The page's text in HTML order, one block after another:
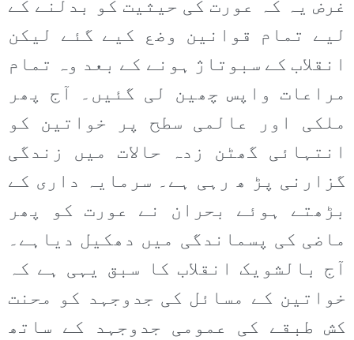
غرض یہ کہ عورت کی حیثیت کو بدلنے کے
لیے تمام قوانین وضع کیے گئے لیکن
انقلاب کے سبوتاژ ہونے کے بعد وہ تمام
مراعات واپس چھین لی گئیں۔ آج پھر
ملکی اور عالمی سطح پر خواتین کو
انتہائی گھٹن زدہ حالات میں زندگی
گزارنی پڑ ھ رہی ہے۔ سرمایہ داری کے
بڑھتے ہوئے بحران نے عورت کو پھر
ماضی کی پسماندگی میں دھکیل دیاہے۔
آج بالشویک انقلاب کا سبق یہی ہے کہ
خواتین کے مسائل کی جدوجہد کو محنت
کش طبقے کی عمومی جدوجہد کے ساتھ